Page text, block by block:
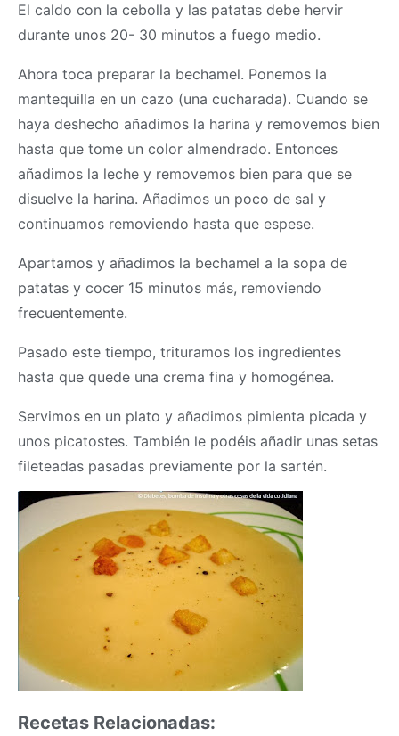
El caldo con la cebolla y las patatas debe hervir
durante unos 20- 30 minutos a fuego medio.
Ahora toca preparar la bechamel. Ponemos la
mantequilla en un cazo (una cucharada). Cuando se
haya deshecho añadimos la harina y removemos bien
hasta que tome un color almendrado. Entonces
añadimos la leche y removemos bien para que se
disuelve la harina. Añadimos un poco de sal y
continuamos removiendo hasta que espese.
Apartamos y añadimos la bechamel a la sopa de
patatas y cocer 15 minutos más, removiendo
frecuentemente.
Pasado este tiempo, trituramos los ingredientes
hasta que quede una crema fina y homogénea.
Servimos en un plato y añadimos pimienta picada y
unos picatostes. También le podéis añadir unas setas
fileteadas pasadas previamente por la sartén.
Recetas Relacionadas: